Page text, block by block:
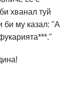
хванал туй
би му казал: "А